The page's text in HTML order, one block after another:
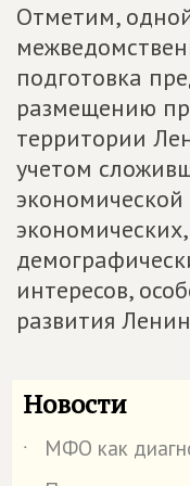
Отметим,
подготовка
размещению
территории
учетом
интересов,
развития
Новости
˙
МФО как